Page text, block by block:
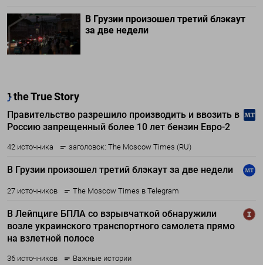
В Грузии произошел третий блэкаут
за две недели